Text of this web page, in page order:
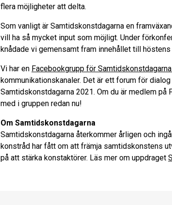
flera möjligheter att delta.
Som vanligt är Samtidskonstdagarna en
vill ha så mycket input som möjligt. Under
knådade vi gemensamt fram innehållet till höstens
Vi har en Facebookgrupp för Samtidskonstdagarna
kommunikationskanaler. Det är ett forum för
Samtidskonstdagarna 2021. Om du är medlem
med i gruppen redan nu!
Om Samtidskonstdagarna
Samtidskonstdagarna återkommer årligen och
konstråd har fått om att främja samtidskonstens
på att stärka konstaktörer. Läs mer om uppdraget